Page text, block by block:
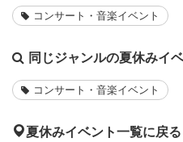
コンサート・音楽イベント
同じジャンルの夏休みイ
コンサート・音楽イベント
夏休みイベント一覧に戻る